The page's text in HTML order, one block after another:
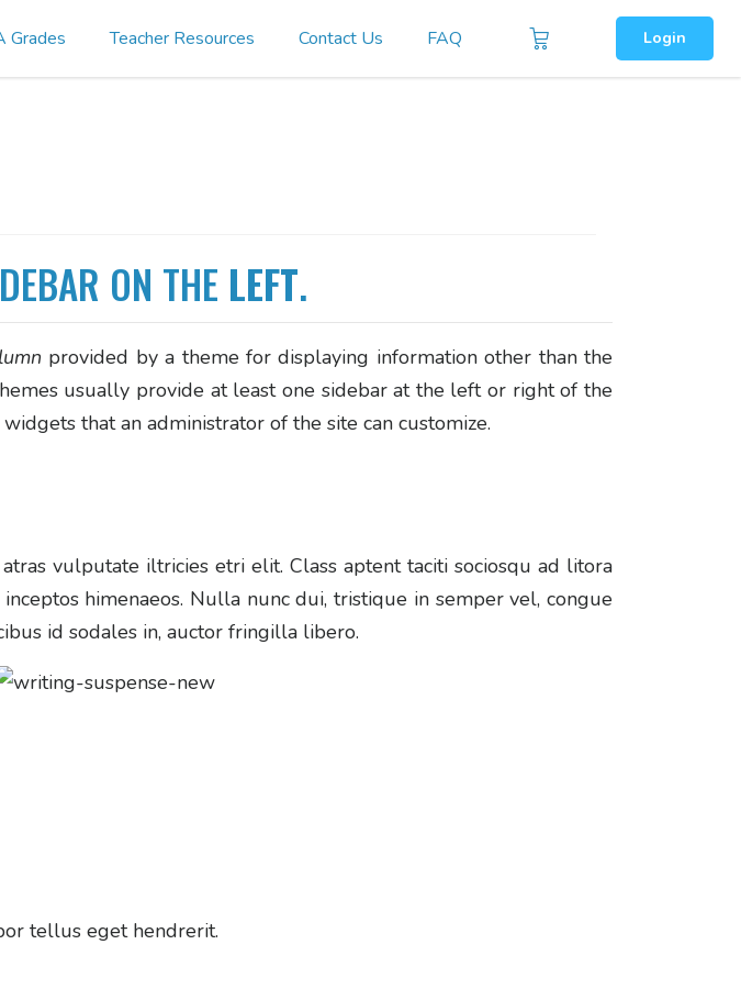
Grades Teacher Resources Contact Us FAQ Login
ON THE LEFT.
provided by a theme for displaying information other than the
usually provide at least one sidebar at the left or right of the
that an administrator of the site can customize.
vulputate iltricies etri elit. Class aptent taciti sociosqu ad litora
himenaeos. Nulla nunc dui, tristique in semper vel, congue
id sodales in, auctor fringilla libero.
tellus eget hendrerit.